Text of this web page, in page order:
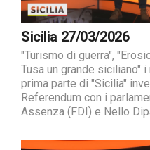
Sicilia 27/03/2026
"Turismo di guerra",
Tusa un grande siciliano"
prima parte di "Sicilia"
Referendum con i
Assenza (FDI) e Nello